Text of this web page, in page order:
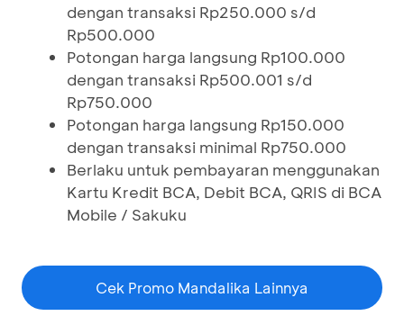
dengan transaksi Rp250.000 s/d
Rp500.000
Potongan harga langsung Rp100.000
dengan transaksi Rp500.001 s/d
Rp750.000
Potongan harga langsung Rp150.000
dengan transaksi minimal Rp750.000
Berlaku untuk pembayaran menggunakan
Kartu Kredit BCA, Debit BCA, QRIS di BCA
Mobile / Sakuku
Cek Promo Mandalika Lainnya